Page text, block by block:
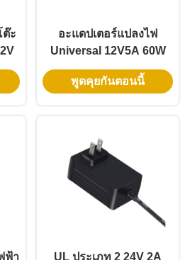
ต๊ะ
ปี
อะแดปเตอร์แปลงไฟ
Universal 12V5A 60W
พร้อมรับประกัน 3 ปี
สำหรับไฟเชือก LED แบบ
พูดคุยกันตอนนี้
ฟ้า
UL ประเภท 2 24V 2A